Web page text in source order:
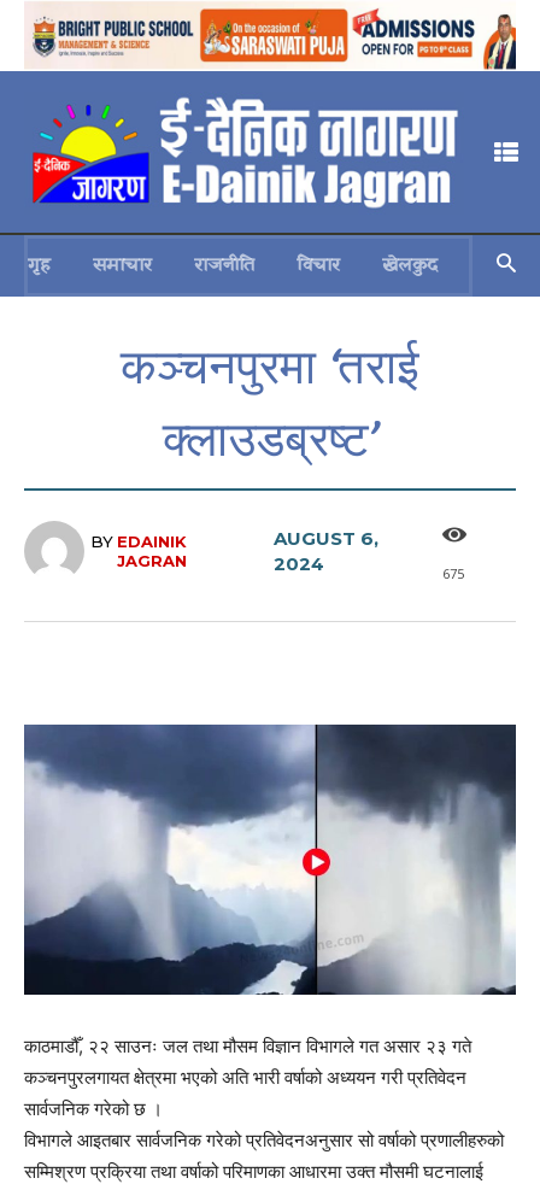
गृह समाचार राजनीति विचार खेलकुद स्वास्थ्य
कञ्चनपुरमा ‘तराई
क्लाउडब्रष्ट’
BY EDAINIK
JAGRAN
AUGUST 6,
2024
675
काठमाडौँ, २२ साउनः जल तथा मौसम विज्ञान विभागले गत असार २३ गते
कञ्चनपुरलगायत क्षेत्रमा भएको अति भारी वर्षाको अध्ययन गरी प्रतिवेदन
सार्वजनिक गरेको छ ।
विभागले आइतबार सार्वजनिक गरेको प्रतिवेदनअनुसार सो वर्षाको प्रणालीहरुको
सम्मिश्रण प्रक्रिया तथा वर्षाको परिमाणका आधारमा उक्त मौसमी घटनालाई